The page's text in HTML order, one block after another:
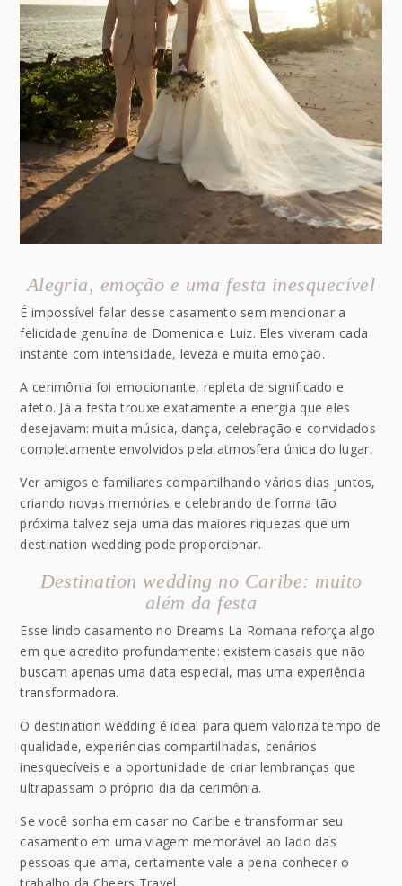
Alegria, emoção e uma festa inesquecível
É impossível falar desse casamento sem mencionar a
felicidade genuína de Domenica e Luiz. Eles viveram cada
instante com intensidade, leveza e muita emoção.
A cerimônia foi emocionante, repleta de significado e
afeto. Já a festa trouxe exatamente a energia que eles
desejavam: muita música, dança, celebração e convidados
completamente envolvidos pela atmosfera única do lugar.
Ver amigos e familiares compartilhando vários dias juntos,
criando novas memórias e celebrando de forma tão
próxima talvez seja uma das maiores riquezas que um
destination wedding pode proporcionar.
Destination wedding no Caribe: muito
além da festa
Esse lindo casamento no Dreams La Romana reforça algo
em que acredito profundamente: existem casais que não
buscam apenas uma data especial, mas uma experiência
transformadora.
O destination wedding é ideal para quem valoriza tempo de
qualidade, experiências compartilhadas, cenários
inesquecíveis e a oportunidade de criar lembranças que
ultrapassam o próprio dia da cerimônia.
Se você sonha em casar no Caribe e transformar seu
casamento em uma viagem memorável ao lado das
pessoas que ama, certamente vale a pena conhecer o